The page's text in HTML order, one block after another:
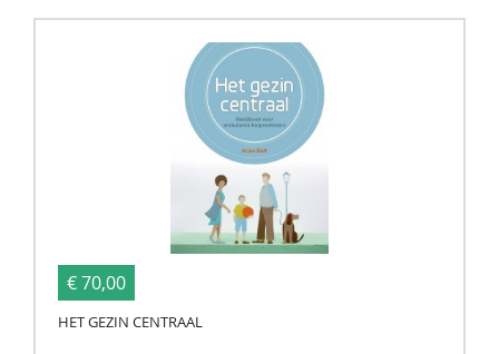
€ 70,00
HET GEZIN CENTRAAL